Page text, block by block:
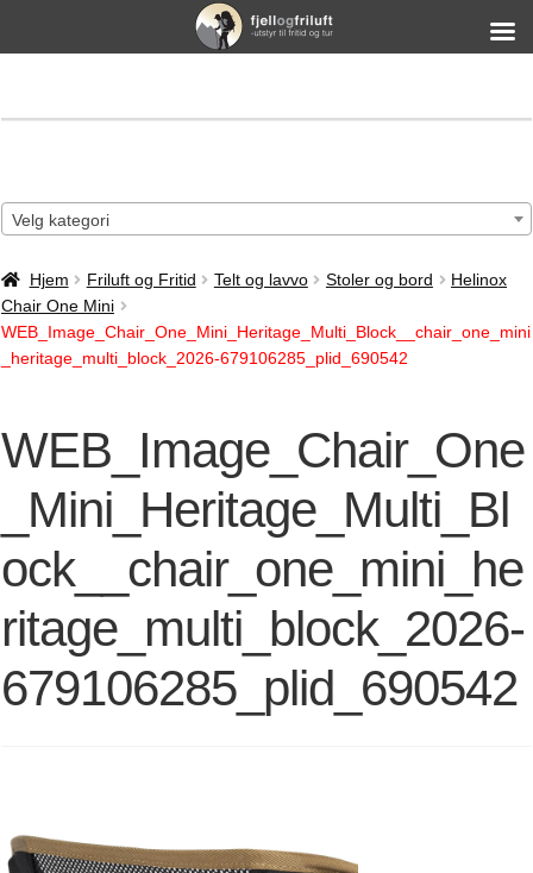
Velg kategori
Hjem Friluft og Fritid Telt og lavvo Stoler og bord
Helinox
Chair One Mini
WEB_Image_Chair_One_Mini_Heritage_Multi_Block__chair_one_mini
_heritage_multi_block_2026-679106285_plid_690542
WEB_Image_Chair_One
_Mini_Heritage_Multi_Bl
ock__chair_one_mini_he
ritage_multi_block_2026-
679106285_plid_690542